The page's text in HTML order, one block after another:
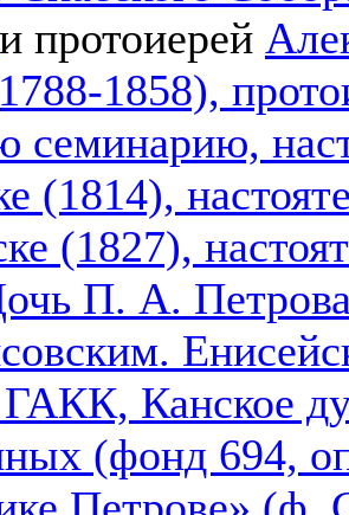
и протоиерей
1858),
семинарию,
(1814),
(1827),
П. А.
Канское
(фонд 694,